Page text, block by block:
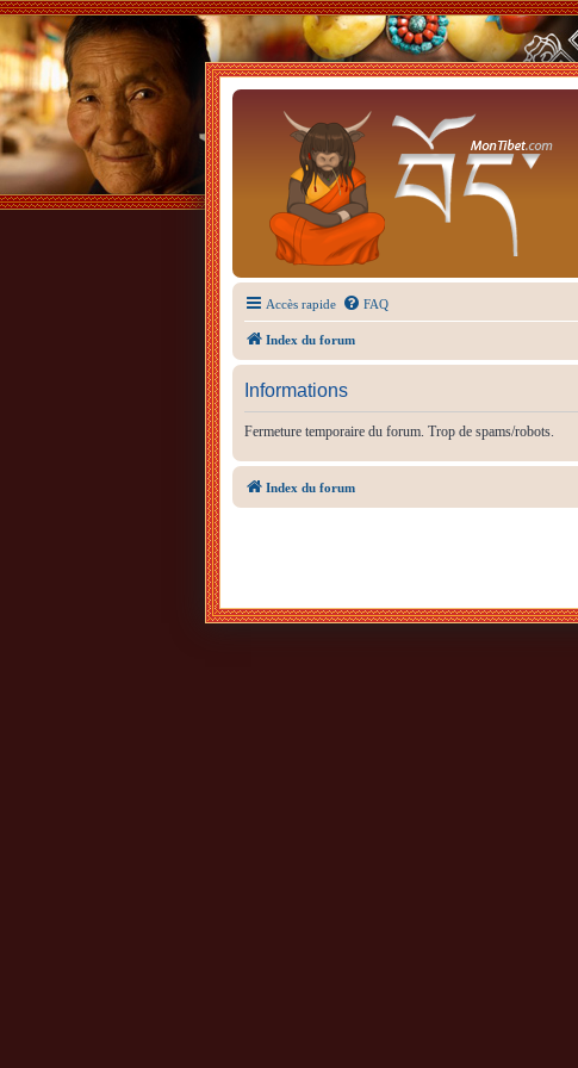
Accès rapide FAQ
Index du forum
Informations
Fermeture temporaire du forum. Trop de spams/robots.
Index du forum